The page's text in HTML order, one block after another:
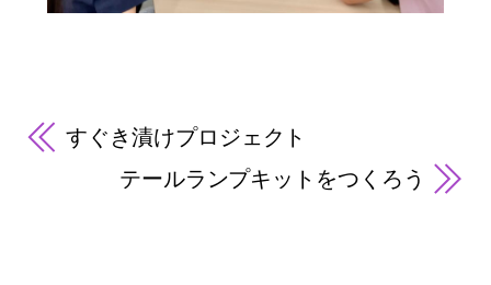
すぐき漬けプロジェクト
テールランプキットをつくろう